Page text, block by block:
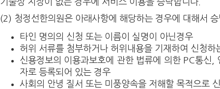
(2) 청정선한의원은 아래사항에 해당하는 경우에 대해서
타인 명의의 신청 또는 이름이 실명이 아닌경우
허위 서류를 첨부하거나 허위내용을 기재하여 신청하
신용정보의 이용과보호에 관한 법류에 의한 PC통신,
자로 등록되어 있는 경우
사회의 안녕 질서 또는 미풍양속을 저해할 목적으로